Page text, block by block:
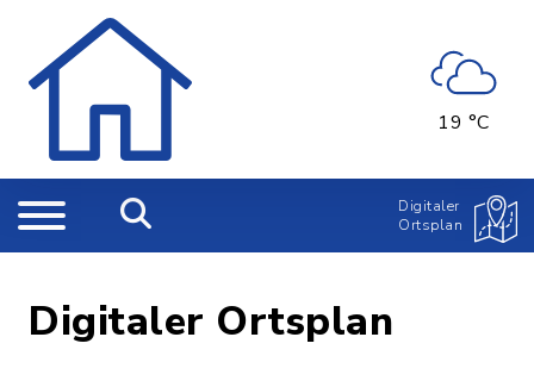
19 °C
Digitaler
Ortsplan
Digitaler Ortsplan